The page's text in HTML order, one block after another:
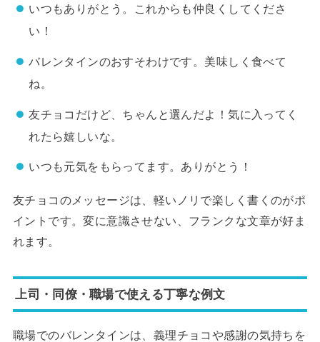
いつもありがとう。これからも仲良くしてくださ
い！
バレンタインのおすそわけです。美味しく食べて
ね。
友チョコだけど、ちゃんと選んだよ！気に入ってく
れたら嬉しいな。
いつも元気をもらってます。ありがとう！
友チョコのメッセージは、軽いノリで楽しく書くのがポ
イントです。変に意識させない、フランクな文章が好ま
れます。
上司・同僚・職場で使える丁寧な例文
職場でのバレンタインは、義理チョコや感謝の気持ちを